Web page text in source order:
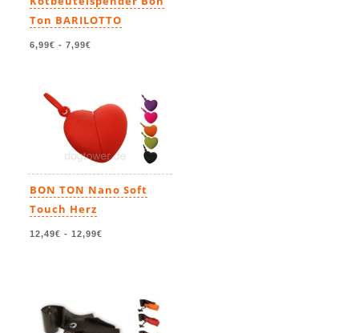
Ton BARILOTTO
6,99€ - 7,99€
BON TON Nano Soft
Touch Herz
12,49€ - 12,99€